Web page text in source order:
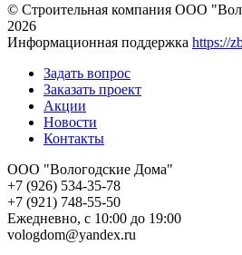
© Строительная компания ООО
2026
Информационная поддержка https://
Задать вопрос
Заказать проект
Акции
Новости
Контакты
ООО "Вологодские Дома"
+7 (926) 534-35-78
+7 (921) 748-55-50
Ежедневно, с 10:00 до 19:00
vologdom@yandex.ru